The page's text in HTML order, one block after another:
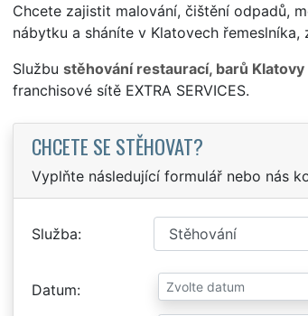
Chcete zajistit malování, čištění odpadů,
nábytku a sháníte v Klatovech
Službu stěhování restaurací, barů Klatovy
franchisové sítě EXTRA SERVICES.
CHCETE SE STĚHOVAT?
Vyplňte následující formulář nebo nás
Služba
Datum